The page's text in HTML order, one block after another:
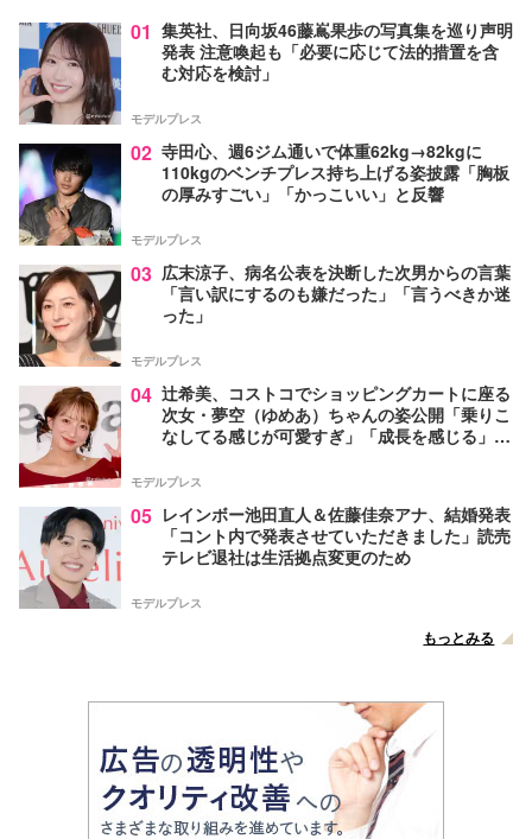
01 集英社、日向坂46藤嶌果歩の写真集を巡り声明
発表 注意喚起も「必要に応じて法的措置を含
む対応を検討」
モデルプレス
02 寺田心、週6ジム通いで体重62kg→82kgに
110kgのベンチプレス持ち上げる姿披露「胸板
の厚みすごい」「かっこいい」と反響
モデルプレス
03 広末涼子、病名公表を決断した次男からの言葉
「言い訳にするのも嫌だった」「言うべきか迷
った」
モデルプレス
04 辻希美、コストコでショッピングカートに座る
次女・夢空（ゆめあ）ちゃんの姿公開「乗りこ
なしてる感じが可愛すぎ」「成長を感じる」の
モデルプレス
05 レインボー池田直人＆佐藤佳奈アナ、結婚発表
「コント内で発表させていただきました」読売
テレビ退社は生活拠点変更のため
モデルプレス
もっとみる